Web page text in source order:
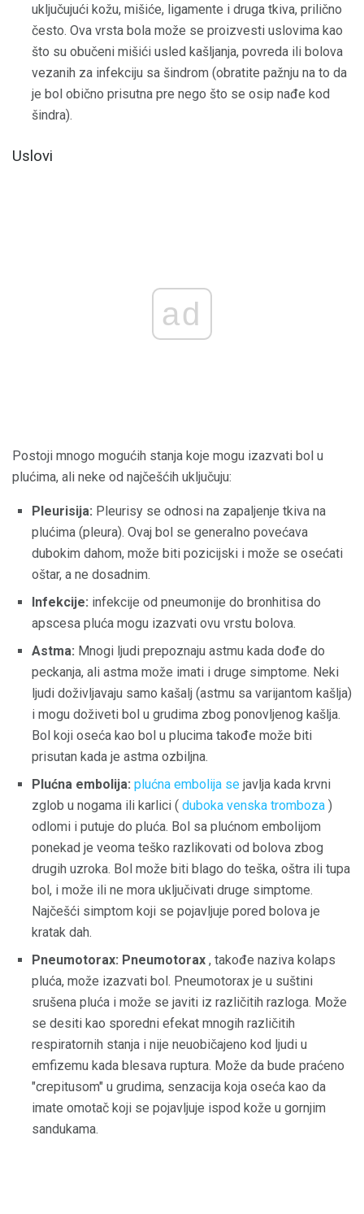
uključujući kožu, mišiće, ligamente i druga tkiva, prilično
često. Ova vrsta bola može se proizvesti uslovima kao
što su obučeni mišići usled kašljanja, povreda ili bolova
vezanih za infekciju sa šindrom (obratite pažnju na to da
je bol obično prisutna pre nego što se osip nađe kod
šindra).
Uslovi
ad
Postoji mnogo mogućih stanja koje mogu izazvati bol u
plućima, ali neke od najčešćih uključuju:
Pleurisija: Pleurisy se odnosi na zapaljenje tkiva na
plućima (pleura). Ovaj bol se generalno povećava
dubokim dahom, može biti pozicijski i može se osećati
oštar, a ne dosadnim.
Infekcije: infekcije od pneumonije do bronhitisa do
apscesa pluća mogu izazvati ovu vrstu bolova.
Astma: Mnogi ljudi prepoznaju astmu kada dođe do
peckanja, ali astma može imati i druge simptome. Neki
ljudi doživljavaju samo kašalj (astmu sa varijantom kašlja)
i mogu doživeti bol u grudima zbog ponovljenog kašlja.
Bol koji oseća kao bol u plucima takođe može biti
prisutan kada je astma ozbiljna.
Plućna embolija: plućna embolija se javlja kada krvni
zglob u nogama ili karlici ( duboka venska tromboza )
odlomi i putuje do pluća. Bol sa plućnom embolijom
ponekad je veoma teško razlikovati od bolova zbog
drugih uzroka. Bol može biti blago do teška, oštra ili tupa
bol, i može ili ne mora uključivati ​​druge simptome.
Najčešći simptom koji se pojavljuje pored bolova je
kratak dah.
Pneumotorax: Pneumotorax , takođe naziva kolaps
pluća, može izazvati bol. Pneumotorax je u suštini
srušena pluća i može se javiti iz različitih razloga. Može
se desiti kao sporedni efekat mnogih različitih
respiratornih stanja i nije neuobičajeno kod ljudi u
emfizemu kada blesava ruptura. Može da bude praćeno
"crepitusom" u grudima, senzacija koja oseća kao da
imate omotač koji se pojavljuje ispod kože u gornjim
sandukama.